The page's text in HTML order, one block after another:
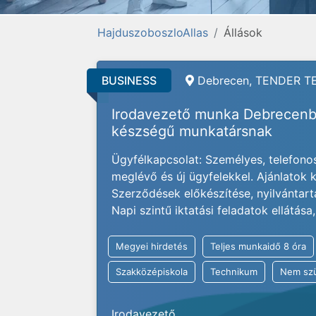
HajduszoboszloAllas Állások
BUSINESS Debrecen, TENDER
Irodavezető munka
készségű munkatársnak
Ügyfélkapcsolat: Személyes,
meglévő és új ügyfelekkel. Ajánlatok
Szerződések előkészítése,
Napi szintű iktatási feladatok
Megyei hirdetés Teljes munkaidő 8 óra
Szakközépiskola Technikum Nem